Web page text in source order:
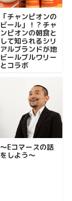
「チャンピオンの
ビール」！？チャ
ンピオンの朝食と
して知られるシリ
アルブランドが地
ビールブルワリー
とコラボ
～Eコマースの話
をしよう～